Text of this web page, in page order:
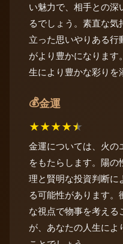
い魅力で、相手との深
るでしょう。素直な気
立った思いやりある行
がより豊かになります
生により豊かな彩りを
💰金運
★★★★★
金運については、火の
をもたらします。陽
理と賢明な投資判断に
る可能性があります
な視点で物事を考える
が、あなたの人生によ